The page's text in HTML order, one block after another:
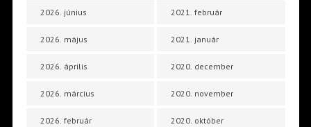
2026. június
2026. május
2026. április
2026. március
2026. február
2021. február
2021. január
2020. december
2020. november
2020. október